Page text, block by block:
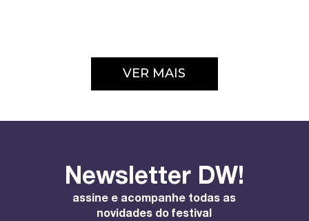
VER MAIS
Newsletter DW!
assine e acompanhe todas as
novidades do festival